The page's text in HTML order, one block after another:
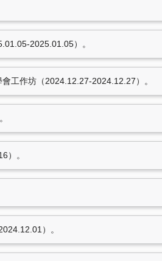
學術活動及獲獎
104學年度主持研究計畫獎勵。
103學年度主持研究計畫獎勵。
2025.01.05）。
工作坊（2024.12.27-2024.12.27）。
）。
）。